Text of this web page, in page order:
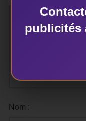
Nom :
publicités